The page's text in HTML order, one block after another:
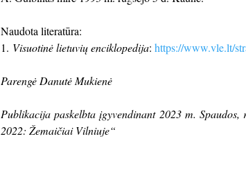
Naudota literatūra:
1. Visuotinė lietuvių enciklopedija: https://www.vle.lt/
Parengė Danutė Mukienė
Publikacija paskelbta įgyvendinant 2023 m.
2022: Žemaičiai Vilniuje“